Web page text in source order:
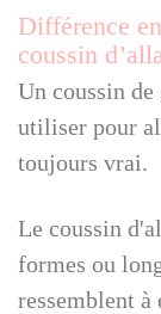
Différence
coussin
Un coussin de
utiliser pour
toujours vrai.
Le coussin
formes ou
ressemblent à